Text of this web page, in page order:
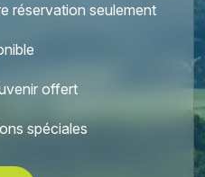
réservation seulement
offert
spéciales